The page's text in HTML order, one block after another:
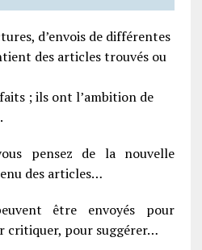
d’envois de différentes
des articles trouvés ou
; ils ont l’ambition de
pensez de la nouvelle
des articles…
être envoyés pour
critiquer, pour suggérer…